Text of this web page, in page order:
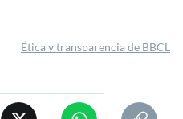
Ética y transparencia de BBCL